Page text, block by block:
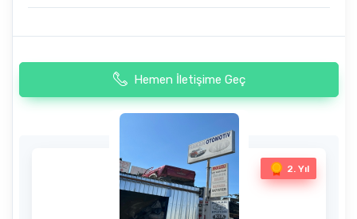
Hemen İletişime Geç
2. Yıl